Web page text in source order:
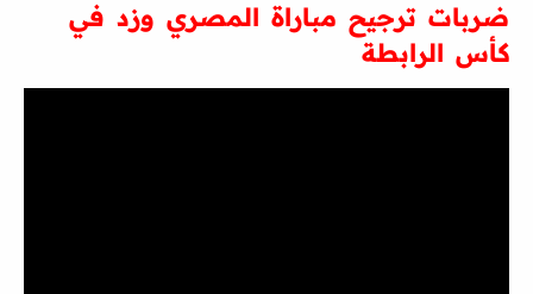
ضربات ترجيح مباراة المصري وزد في
كأس الرابطة